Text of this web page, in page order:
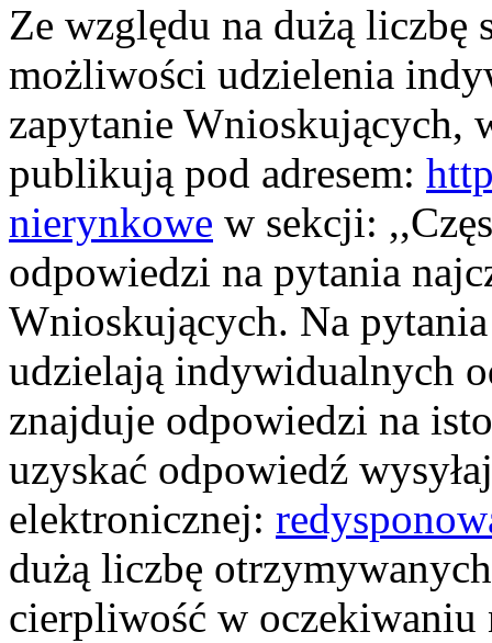
Ze względu na dużą liczbę
możliwości udzielenia
zapytanie Wnioskujących,
publikują pod adresem:
nierynkowe w sekcji:
odpowiedzi na pytania
Wnioskujących. Na
udzielają indywidualnych
znajduje odpowiedzi na
uzyskać odpowiedź
elektronicznej:
dużą liczbę
cierpliwość w oczekiwaniu